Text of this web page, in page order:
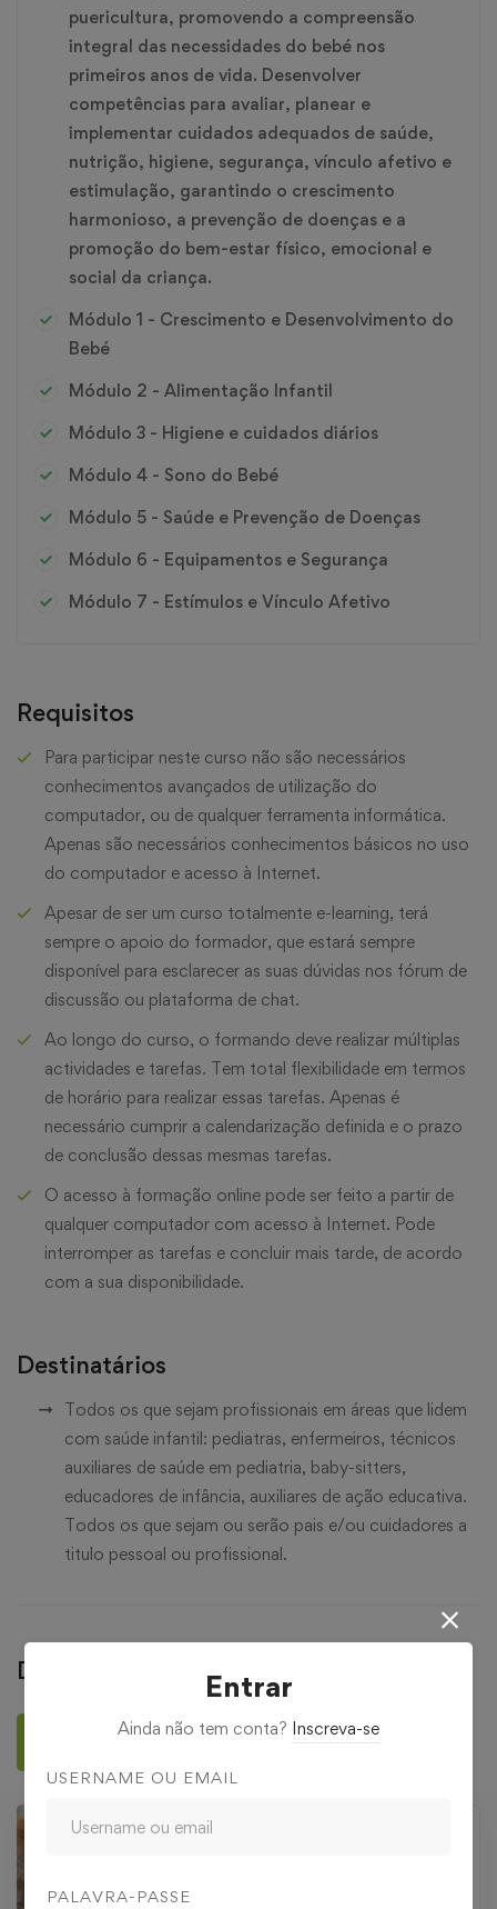
puericultura, promovendo a compreensão
integral das necessidades do bebé nos
primeiros anos de vida. Desenvolver
competências para avaliar, planear e
implementar cuidados adequados de saúde,
nutrição, higiene, segurança, vínculo afetivo e
estimulação, garantindo o crescimento
harmonioso, a prevenção de doenças e a
promoção do bem-estar físico, emocional e
social da criança.
Módulo 1 - Crescimento e Desenvolvimento do
Bebé
Módulo 2 - Alimentação Infantil
Módulo 3 - Higiene e cuidados diários
Módulo 4 - Sono do Bebé
Módulo 5 - Saúde e Prevenção de Doenças
Módulo 6 - Equipamentos e Segurança
Módulo 7 - Estímulos e Vínculo Afetivo
Requisitos
Para participar neste curso não são necessários
conhecimentos avançados de utilização do
computador, ou de qualquer ferramenta informática.
Apenas são necessários conhecimentos básicos no uso
do computador e acesso à Internet.
Apesar de ser um curso totalmente e-learning, terá
sempre o apoio do formador, que estará sempre
disponível para esclarecer as suas dúvidas nos fórum de
discussão ou plataforma de chat.
Ao longo do curso, o formando deve realizar múltiplas
actividades e tarefas. Tem total flexibilidade em termos
de horário para realizar essas tarefas. Apenas é
necessário cumprir a calendarização definida e o prazo
de conclusão dessas mesmas tarefas.
O acesso à formação online pode ser feito a partir de
qualquer computador com acesso à Internet. Pode
interromper as tarefas e concluir mais tarde, de acordo
com a sua disponibilidade.
Destinatários
Todos os que sejam profissionais em áreas que lidem
com saúde infantil: pediatras, enfermeiros, técnicos
auxiliares de saúde em pediatria, baby-sitters,
educadores de infância, auxiliares de ação educativa.
Todos os que sejam ou serão pais e/ou cuidadores a
titulo pessoal ou profissional.
Deixar uma avaliação
Deixar uma avaliação
Entrar
Ainda não tem conta? Inscreva-se
USERNAME OU EMAIL
PALAVRA-PASSE